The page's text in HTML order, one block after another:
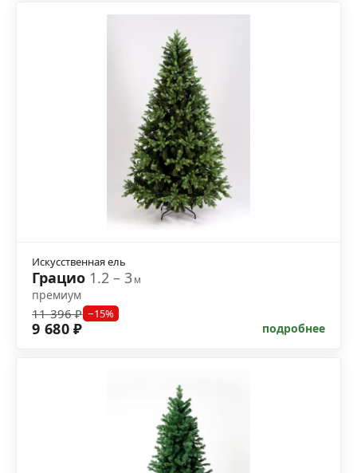
Искусственная ель
Грацио 1.2 – 3м
премиум
11 396 ₽ −15%
9 680 ₽ подробнее